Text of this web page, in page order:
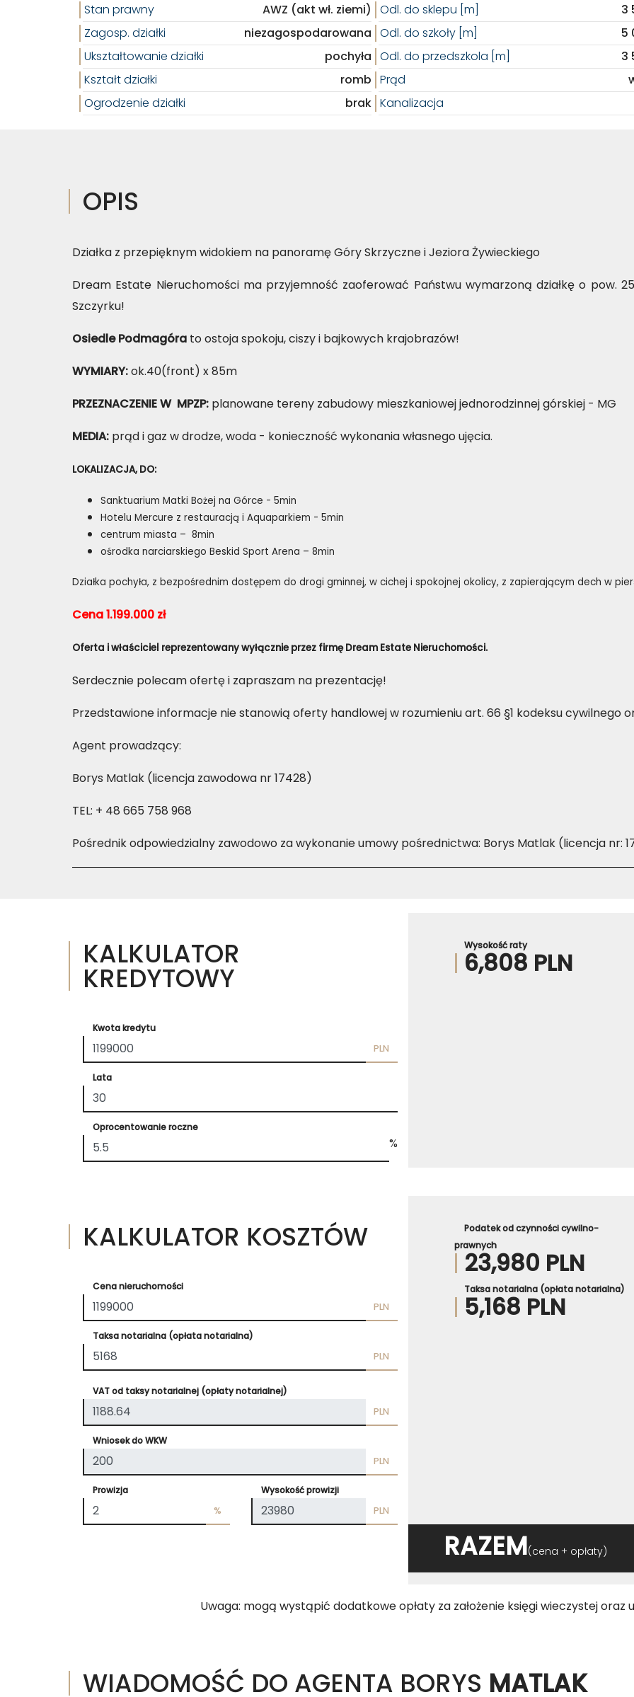
Stan prawny
AWZ (akt wł. ziemi)
Zagosp. działki
niezagospodarowana
Ukształtowanie działki
pochyła
Kształt działki
romb
Ogrodzenie działki
brak
Odl. do sklepu [m]
3
Odl. do szkoły [m]
5
Odl. do przedszkola [m]
3
Prąd
Kanalizacja
OPIS
Działka z przepięknym widokiem na panoramę Góry Skrzyczne i Jeziora Żywieckiego
Dream Estate Nieruchomości ma przyjemność zaoferować Państwu wymarzoną działkę o pow.
Szczyrku!
Osiedle Podmagóra to ostoja spokoju, ciszy i bajkowych krajobrazów!
WYMIARY:ok.40(front) x 85m
PRZEZNACZENIE W MPZP: planowane tereny zabudowy mieszkaniowej jednorodzinnej górskiej - MG
MEDIA: prąd i gaz w drodze, woda - konieczność wykonania własnego ujęcia.
LOKALIZACJA, DO:
Sanktuarium Matki Bożej na Górce - 5min
Hotelu Mercure z restauracją i Aquaparkiem - 5min
centrum miasta – 8min
ośrodka narciarskiego Beskid Sport Arena – 8min
Działka pochyła, z bezpośrednim dostępem do drogi gminnej, w cichej i spokojnej okolicy, z zapierającym dech w
Cena 1.199.000 zł
Oferta i właściciel reprezentowany wyłącznie przez firmę Dream Estate Nieruchomości.
Serdecznie polecam ofertę i zapraszam na prezentację!
Przedstawione informacje nie stanowią oferty handlowej w rozumieniu art. 66 §1 kodeksu cywilnego
Agent prowadzący:
Borys Matlak (licencja zawodowa nr 17428)
TEL: + 48 665 758 968
Pośrednik odpowiedzialny zawodowo za wykonanie umowy pośrednictwa: Borys Matlak (licencja nr:
KALKULATOR
KREDYTOWY
Kwota kredytu
PLN
Lata
Oprocentowanie roczne
%
Wysokość raty
6,808 PLN
KALKULATOR KOSZTÓW
Cena nieruchomości
PLN
Taksa notarialna (opłata notarialna)
PLN
VAT od taksy notarialnej (opłaty notarialnej)
PLN
Wniosek do WKW
PLN
Prowizja
%
Wysokość prowizji
PLN
Podatek od czynności cywilno-
prawnych
23,980 PLN
Taksa notarialna (opłata notarialna)
5,168 PLN
RAZEM(cena + opłaty)
Uwaga: mogą wystąpić dodatkowe opłaty za założenie księgi wieczystej oraz
WIADOMOŚĆ DO AGENTA BORYS MATLAK